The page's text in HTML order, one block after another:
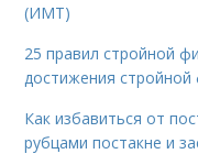
(ИМТ)
25 правил стройной
достижения стройной
Как избавиться от
рубцами постакне и